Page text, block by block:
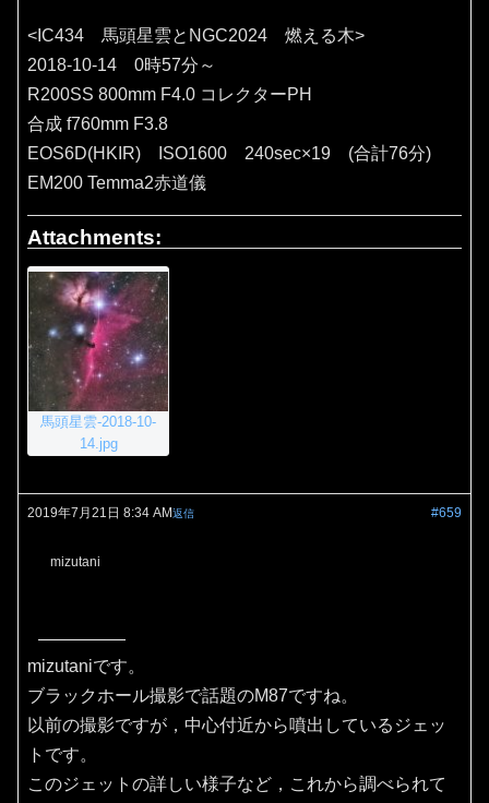
<IC434 馬頭星雲とNGC2024 燃える木>
2018-10-14 0時57分～
R200SS 800mm F4.0 コレクターPH
合成 f760mm F3.8
EOS6D(HKIR) ISO1600 240sec×19 (合計76分)
EM200 Temma2赤道儀
Attachments:
馬頭星雲-2018-10-
14.jpg
2019年7月21日 8:34 AM #659
返信
mizutani
mizutaniです。
ブラックホール撮影で話題のM87ですね。
以前の撮影ですが，中心付近から噴出しているジェッ
トです。
このジェットの詳しい様子など，これから調べられて